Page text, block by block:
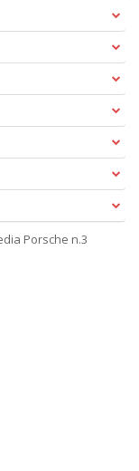
Porsche n.3